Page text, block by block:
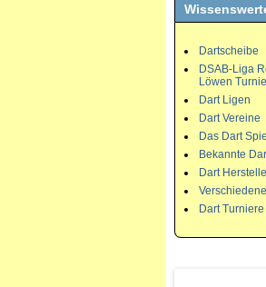
Dartscheibe
DSAB-Liga
Löwen
Dart Ligen
Dart Vereine
Das Dart
Bekannte
Dart
Dart Turniere